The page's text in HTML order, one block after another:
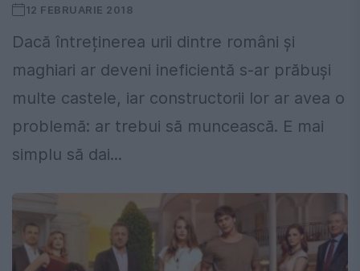
12 FEBRUARIE 2018
Dacă întreținerea urii dintre români și
maghiari ar deveni ineficientă s-ar prăbuși
multe castele, iar constructorii lor ar avea o
problemă: ar trebui să muncească. E mai
simplu să dai...